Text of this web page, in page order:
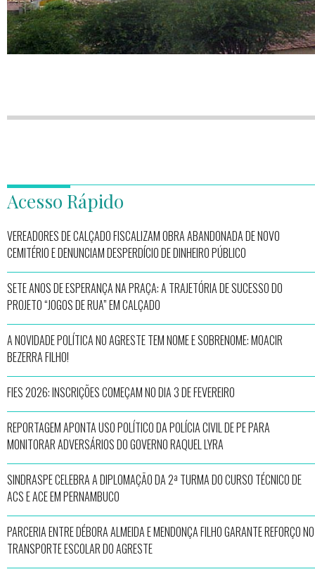
Acesso Rápido
VEREADORES DE CALÇADO FISCALIZAM OBRA ABANDONADA DE NOVO
CEMITÉRIO E DENUNCIAM DESPERDÍCIO DE DINHEIRO PÚBLICO
SETE ANOS DE ESPERANÇA NA PRAÇA: A TRAJETÓRIA DE SUCESSO DO
PROJETO “JOGOS DE RUA” EM CALÇADO
A NOVIDADE POLÍTICA NO AGRESTE TEM NOME E SOBRENOME: MOACIR
BEZERRA FILHO!
FIES 2026: INSCRIÇÕES COMEÇAM NO DIA 3 DE FEVEREIRO
REPORTAGEM APONTA USO POLÍTICO DA POLÍCIA CIVIL DE PE PARA
MONITORAR ADVERSÁRIOS DO GOVERNO RAQUEL LYRA
SINDRASPE CELEBRA A DIPLOMAÇÃO DA 2ª TURMA DO CURSO TÉCNICO DE
ACS E ACE EM PERNAMBUCO
PARCERIA ENTRE DÉBORA ALMEIDA E MENDONÇA FILHO GARANTE REFORÇO NO
TRANSPORTE ESCOLAR DO AGRESTE